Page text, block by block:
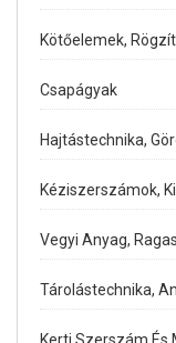
Kötőelemek,
Csapágyak
Hajtástechnika,
Kéziszerszámok,
Vegyi Anyag,
Tárolástechnika,